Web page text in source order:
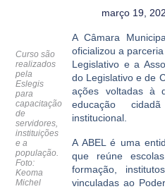
março 19,
Curso são
realizados
pela
Eslegis
para
capacitação
de
servidores,
instituições
e a
população.
Foto:
Keoma
Michel
A Câmara
oficializou a
Legislativo e a
do Legislativo e de
ações voltadas à
educação
institucional.
A ABEL é uma
que reúne
formação,
vinculadas ao